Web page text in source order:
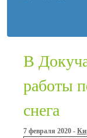
В
работы
снега
7 февраля 2020 -